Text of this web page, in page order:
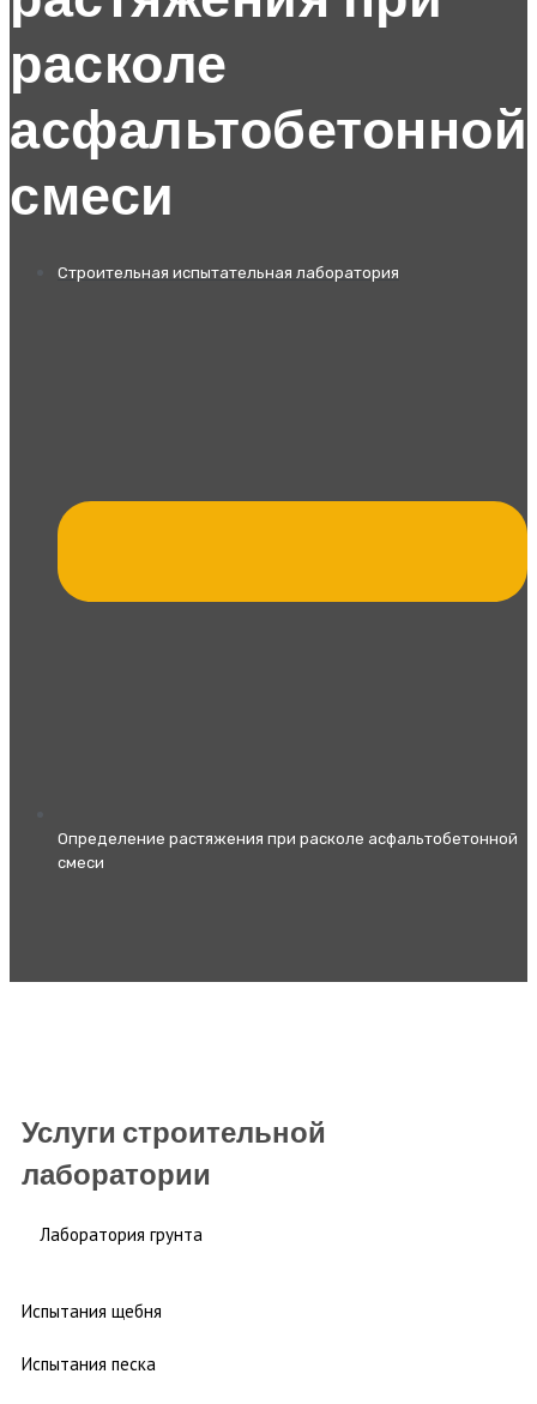
расколе
асфальтобетонной
смеси
Строительная испытательная лаборатория
Определение растяжения при расколе асфальтобетонной
смеси
Услуги строительной
лаборатории
Лаборатория грунта
Испытания щебня
Испытания песка